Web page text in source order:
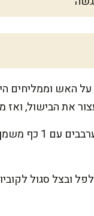
האש וממליחים
נותנים לפסטה
ובצל סגול